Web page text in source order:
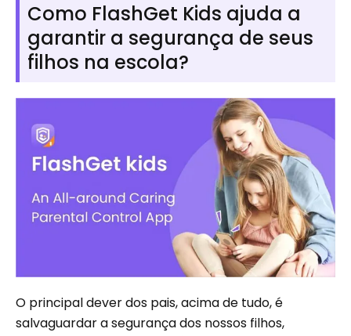
Como FlashGet Kids ajuda a
garantir a segurança de seus
filhos na escola?
O principal dever dos pais, acima de tudo, é
salvaguardar a segurança dos nossos filhos,